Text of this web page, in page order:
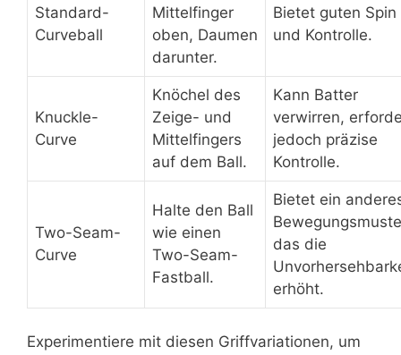
Standard-
Curveball
Mittelfinger
oben, Daumen
darunter.
Bietet guten Spin
und Kontrolle.
Knuckle-
Curve
Knöchel des
Zeige- und
Mittelfingers
auf dem Ball.
Kann Batter
verwirren,
jedoch präzise
Kontrolle.
Two-Seam-
Curve
Halte den Ball
wie einen
Two-Seam-
Fastball.
Bietet ein
das die
erhöht.
Experimentiere mit diesen Griffvariationen, um